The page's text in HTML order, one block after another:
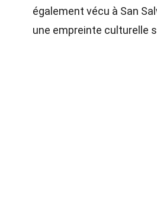
également vécu à San
une empreinte culturelle